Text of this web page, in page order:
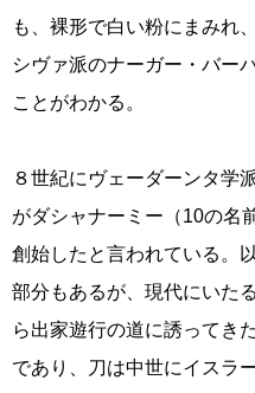
も、裸形で白い粉にまみれ
シヴァ派のナーガー・バー
ことがわかる。
８世紀にヴェーダーンタ学
がダシャナーミー（10の名
創始したと言われている。
部分もあるが、現代にいた
ら出家遊行の道に誘ってき
であり、刀は中世にイスラ